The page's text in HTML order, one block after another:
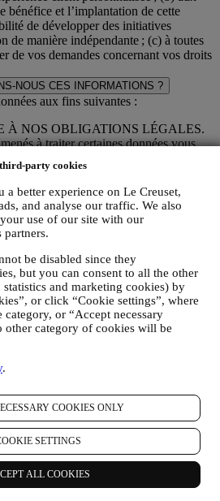
party cookies
a better experience on Le Creuset,
and analyse our traffic. We also
use of our site with our
partners.
be disabled since they
but you can consent to all the other
statistics and marketing cookies) by
or click “Cookie settings”, where
or “Accept necessary
other category of cookies will be
.
COOKIES ONLY
SETTINGS
ALL COOKIES
bénéfice et l’implantation de cette
de développer des initiatives
de manière indépendante ; (c) à toutes
de vos demandes concernant vos droits
NOUS CES INFORMATIONS ?
aux fins suivantes :
À NOS OBLIGATIONS LÉGALES.
à traiter certaines données vous
découlant d’instructions émises par
LE CREUSET.
pour créer un compte Le
accès à une série d’avantages
services, comme un passage plus
sauvegarde de multiples adresses
et de tracer les commandes.
est requise pour nous permettre de
en tant que détenteur d’un compte Le
COMMANDES ET ASSURER LA
PRODUITS OU LA
SERVICES ET VOUS
ASSISTANCE.
pour gérer notre relation
vos achats de produits sur le Site web
votre utilisation du Site web, toute
ultérieure ou votre participation à nos
avoir à traiter certaines données
gérer nos obligations administratives